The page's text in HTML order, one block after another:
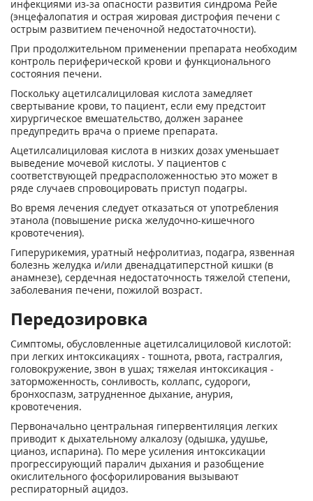
инфекциями из-за опасности развития синдрома Рейе
(энцефалопатия и острая жировая дистрофия печени с
острым развитием печеночной недостаточности).
При продолжительном применении препарата необходим
контроль периферической крови и функционального
состояния печени.
Поскольку ацетилсалициловая кислота замедляет
свертывание крови, то пациент, если ему предстоит
хирургическое вмешательство, должен заранее
предупредить врача о приеме препарата.
Ацетилсалициловая кислота в низких дозах уменьшает
выведение мочевой кислоты. У пациентов с
соответствующей предрасположенностью это может в
ряде случаев спровоцировать приступ подагры.
Во время лечения следует отказаться от употребления
этанола (повышение риска желудочно-кишечного
кровотечения).
Гиперурикемия, уратный нефролитиаз, подагра, язвенная
болезнь желудка и/или двенадцатиперстной кишки (в
анамнезе), сердечная недостаточность тяжелой степени,
заболевания печени, пожилой возраст.
Передозировка
Симптомы, обусловленные ацетилсалициловой кислотой:
при легких интоксикациях - тошнота, рвота, гастралгия,
головокружение, звон в ушах; тяжелая интоксикация -
заторможенность, сонливость, коллапс, судороги,
бронхоспазм, затрудненное дыхание, анурия,
кровотечения.
Первоначально центральная гипервентиляция легких
приводит к дыхательному алкалозу (одышка, удушье,
цианоз, испарина). По мере усиления интоксикации
прогрессирующий паралич дыхания и разобщение
окислительного фосфорилирования вызывают
респираторный ацидоз.